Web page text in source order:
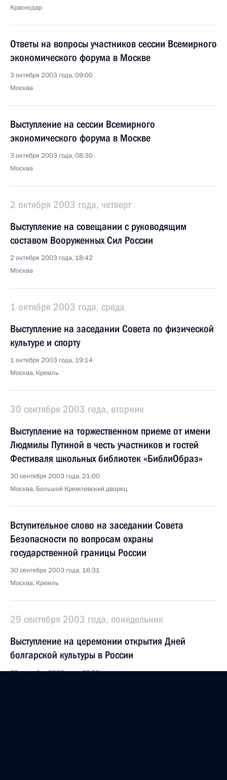
Краснодар
Ответы на вопросы участников сессии Всемирного
экономического форума в Москве
3 октября 2003 года, 09:00
Москва
Выступление на сессии Всемирного
экономического форума в Москве
3 октября 2003 года, 08:30
Москва
2 октября 2003 года, четверг
Выступление на совещании с руководящим
составом Вооруженных Сил России
2 октября 2003 года, 18:42
Москва
1 октября 2003 года, среда
Выступление на заседании Совета по физической
культуре и спорту
1 октября 2003 года, 19:14
Москва, Кремль
30 сентября 2003 года, вторник
Выступление на торжественном приеме от имени
Людмилы Путиной в честь участников и гостей
Фестиваля школьных библиотек «БиблиОбраз»
30 сентября 2003 года, 21:00
Москва, Большой Кремлевский дворец
Вступительное слово на заседании Совета
Безопасности по вопросам охраны
государственной границы России
30 сентября 2003 года, 16:31
Москва, Кремль
29 сентября 2003 года, понедельник
Выступление на церемонии открытия Дней
болгарской культуры в России
29 сентября 2003 года, 20:55